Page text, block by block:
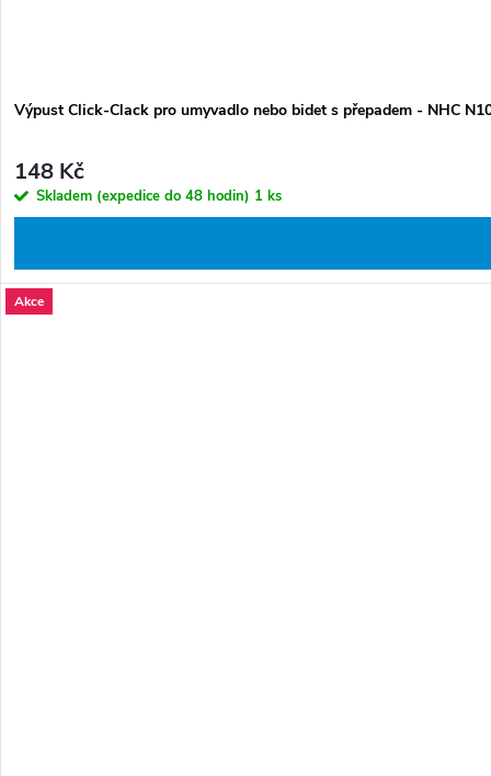
Výpust Click-Clack pro umyvadlo nebo bidet s přepadem - NHC
148 Kč
Skladem (expedice do 48 hodin) 1 ks
Akce